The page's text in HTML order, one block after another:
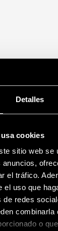
Detalles
cookies
sitio web se
el tráfico.
el uso que
de redes
combinarla
o